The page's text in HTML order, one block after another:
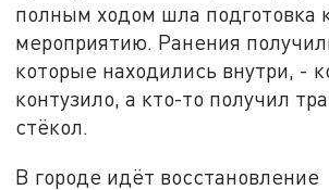
полным ходом шла подготовка
мероприятию. Ранения
которые находились внутри, -
контузило, а кто-то получил
стёкол.
В городе идёт восстановление